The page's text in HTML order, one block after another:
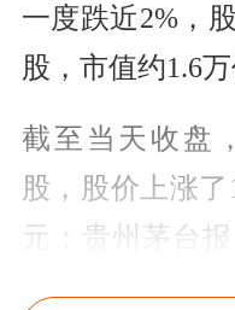
一度跌近2%，
股，市值约1.6万
截至当天收盘
股，股价上涨
元；贵州茅台
跌了1.94%，市